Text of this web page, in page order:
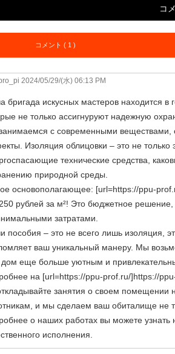
コ
コメント ( 1 )
2024/05/29/(水) 06:13 PM
бригада искусных мастеров находится в
не только ассигнуруют надежную
с современными веществами,
Изоляция облицовки – это не только
технические средства,
природной среды.
основополагающее: [url=https://ppu-
рублей за м²! Это бюджетное
затратами.
пособия – это не всего лишь изоляция,
ваш уникальный манеру. Мы
еще больше уютным и
на [url=https://ppu-prof.ru/]https://
занятия о своем
и мы сделаем ваш обиталище не
о наших работах вы можете
исполнения.